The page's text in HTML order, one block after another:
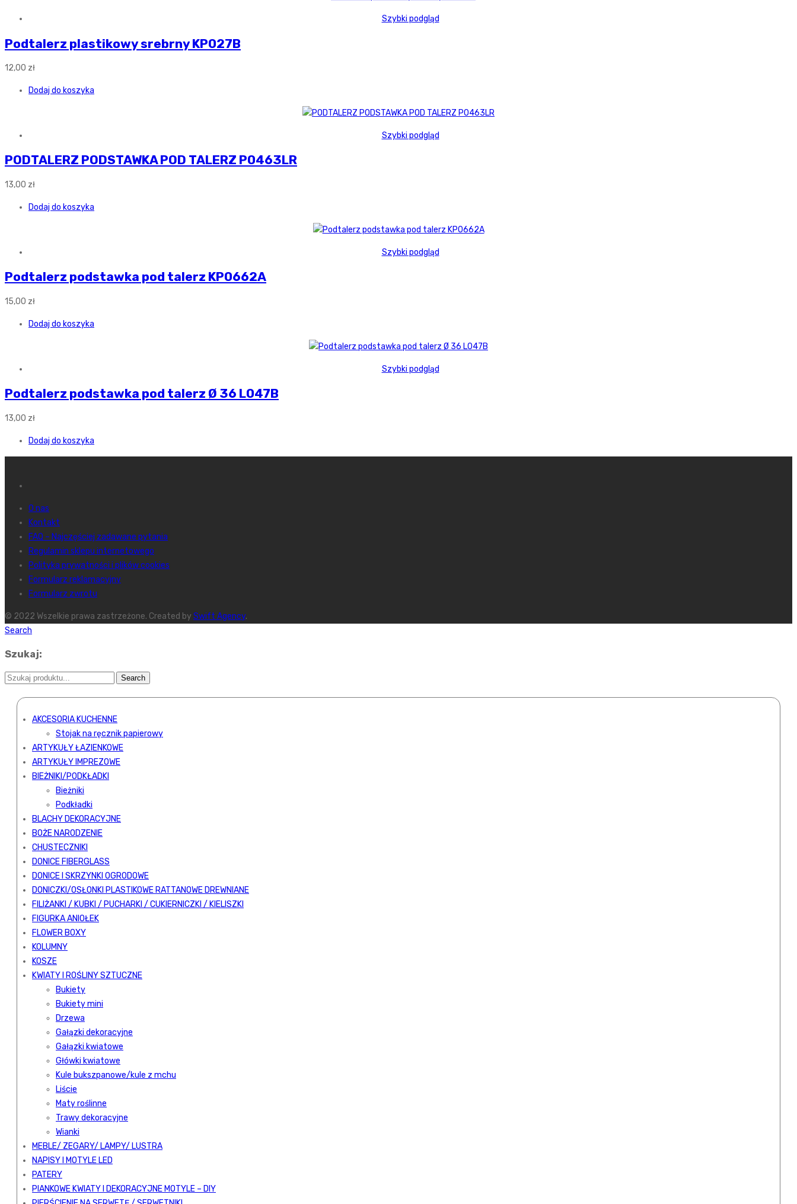
Szybki podgląd
Podtalerz plastikowy srebrny KP027B
12,00 zł
Dodaj do koszyka
Szybki podgląd
PODTALERZ PODSTAWKA POD TALERZ P0463LR
13,00 zł
Dodaj do koszyka
Szybki podgląd
Podtalerz podstawka pod talerz KP0662A
15,00 zł
Dodaj do koszyka
Szybki podgląd
Podtalerz podstawka pod talerz Ø 36 L047B
13,00 zł
Dodaj do koszyka
O nas
Kontakt
FAQ – Najczęściej zadawane pytania
Regulamin sklepu internetowego
Polityka prywatności i plików cookies
Formularz reklamacyjny
Formularz zwrotu
© 2022 Wszelkie prawa zastrzeżone. Created by Swift Agency.
Search
Szukaj:
AKCESORIA KUCHENNE
Stojak na ręcznik papierowy
ARTYKUŁY ŁAZIENKOWE
ARTYKUŁY IMPREZOWE
BIEŻNIKI/PODKŁADKI
Bieżniki
Podkładki
BLACHY DEKORACYJNE
BOŻE NARODZENIE
CHUSTECZNIKI
DONICE FIBERGLASS
DONICE I SKRZYNKI OGRODOWE
DONICZKI/OSŁONKI PLASTIKOWE RATTANOWE DREWNIANE
FILIŻANKI / KUBKI / PUCHARKI / CUKIERNICZKI / KIELISZKI
FIGURKA ANIOŁEK
FLOWER BOXY
KOLUMNY
KOSZE
KWIATY I ROŚLINY SZTUCZNE
Bukiety
Bukiety mini
Drzewa
Gałązki dekoracyjne
Gałązki kwiatowe
Główki kwiatowe
Kule bukszpanowe/kule z mchu
Liście
Maty roślinne
Trawy dekoracyjne
Wianki
MEBLE/ ZEGARY/ LAMPY/ LUSTRA
NAPISY I MOTYLE LED
PATERY
PIANKOWE KWIATY I DEKORACYJNE MOTYLE – DIY